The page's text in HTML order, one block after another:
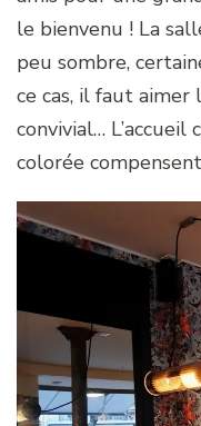
le bienvenu ! La
peu sombre,
ce cas, il faut aimer
convivial…
colorée